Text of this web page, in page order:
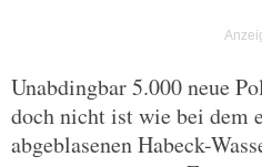
Unabdingbar 5.000 neue
doch nicht ist wie bei dem
abgeblasenen Habeck-